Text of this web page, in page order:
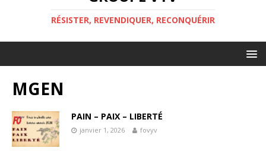
RÉSISTER, REVENDIQUER, RECONQUÉRIR
MGEN
PAIN – PAIX – LIBERTÉ
janvier 1, 2026 fovyv